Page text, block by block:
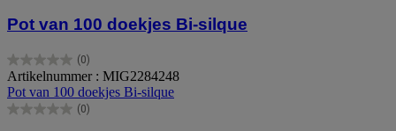
Pot van 100 doekjes Bi-silque
(0)
0.0
van
de
5
Artikelnummer : MIG2284248
Pot van 100 doekjes Bi-silque
(0)
0.0